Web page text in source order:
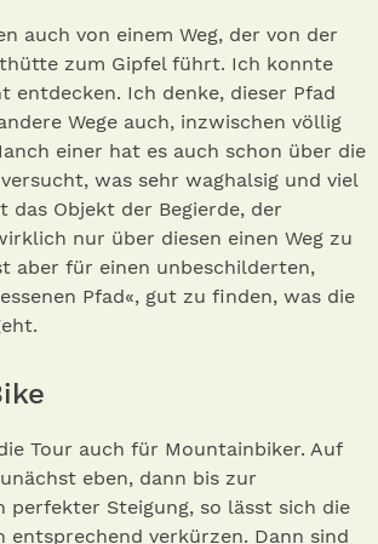
auch von einem Weg, der von der
zum Gipfel führt. Ich konnte
entdecken. Ich denke, dieser Pfad
Wege auch, inzwischen völlig
einer hat es auch schon über die
was sehr waghalsig und viel
das Objekt der Begierde, der
nur über diesen einen Weg zu
aber für einen unbeschilderten,
Pfad«, gut zu finden, was die
Tour auch für Mountainbiker. Auf
eben, dann bis zur
perfekter Steigung, so lässt sich die
entsprechend verkürzen. Dann sind